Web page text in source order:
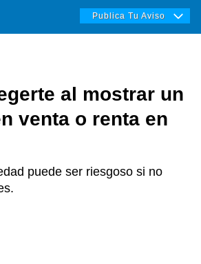
Publica Tu Aviso
al mostrar un
venta o renta en
puede ser riesgoso si no